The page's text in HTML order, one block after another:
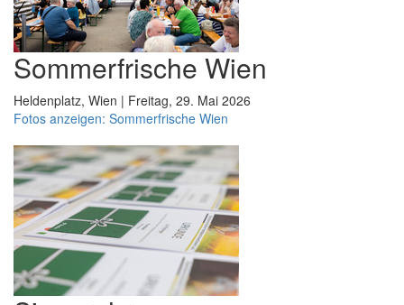
Sommerfrische Wien
Heldenplatz, Wien | Freitag, 29. Mai 2026
Fotos anzeigen: Sommerfrische Wien